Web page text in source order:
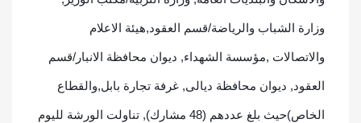
وزارة الشباب والرياضة/قسم العقود,هيئة الاعلام
والاتصالات ,مؤسسة الشهداء, ديوان محافظة الانبار/قسم
العقود, ديوان محافظة ديالى, غرفة تجارة بابل,والقطاع
الخاص)حيث بلغ عددهم (48 مشارك), تناولت الورشة لليوم